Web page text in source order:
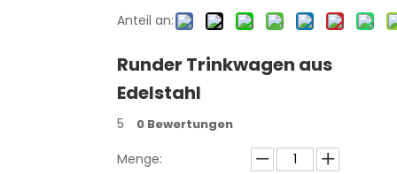
Anteil an:
Runder Trinkwagen aus
Edelstahl
5 0 Bewertungen
Menge: